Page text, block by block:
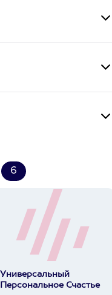
6
Универсальный
Персональное Счастье